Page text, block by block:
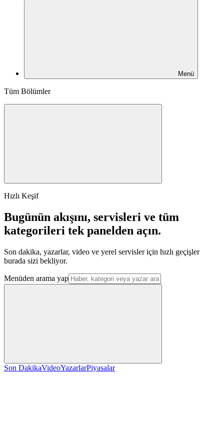
Menü
Tüm Bölümler
Hızlı Keşif
Bugünün akışını, servisleri ve tüm
kategorileri tek panelden açın.
Son dakika, yazarlar, video ve yerel servisler için hızlı geçişler
burada sizi bekliyor.
Menüden arama yap
Son DakikaVideoYazarlarPiyasalar